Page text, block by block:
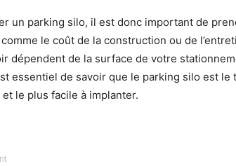
un parking silo, il est donc important de
le coût de la construction ou de
dépendent de la surface de votre
essentiel de savoir que le parking silo est
le plus facile à implanter.